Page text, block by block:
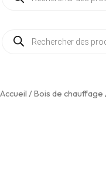
Accueil /Bois de chauffage